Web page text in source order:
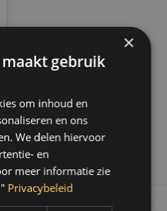
1
Op werkdagen voor 14.00 uur
×
maakt gebruik
om inhoud en
en ons
We delen hiervoor
en
meer informatie zie
Privacybeleid